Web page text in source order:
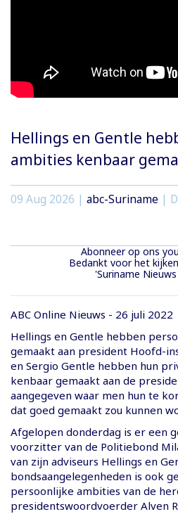
Hellings en Gentle
ambities kenbaar
09 Aug 2026 | abc-Suriname |
Abonneer op ons
Bedankt voor het
'Suriname
ABC Online Nieuws - 26 juli 2022
Hellings en Gentle hebben
gemaakt aan president Hoofd-
en Sergio Gentle hebben hun
kenbaar gemaakt aan de
aangegeven waar men hun te
dat goed gemaakt zou kunnen
Afgelopen donderdag is er een
voorzitter van de Politiebond
van zijn adviseurs Hellings en
bondsaangelegenheden is ook
persoonlijke ambities van de
presidentswoordvoerder Alven